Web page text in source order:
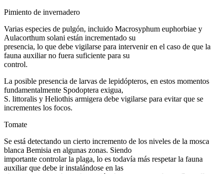
Pimiento de invernadero
Varias especies de pulgón, incluido Macrosyphum euphorbiae y
Aulacorthum solani están incrementado su
presencia, lo que debe vigilarse para intervenir en el caso de que la
fauna auxiliar no fuera suficiente para su
control.
La posible presencia de larvas de lepidópteros, en estos momentos
fundamentalmente Spodoptera exigua,
S. littoralis y Heliothis armigera debe vigilarse para evitar que se
incrementes los focos.
Tomate
Se está detectando un cierto incremento de los niveles de la mosca
blanca Bemisia en algunas zonas. Siendo
importante controlar la plaga, lo es todavía más respetar la fauna
auxiliar que debe ir instalándose en las